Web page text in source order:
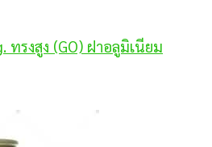
ทรงสูง (GO) ฝาอลูมิเนียม